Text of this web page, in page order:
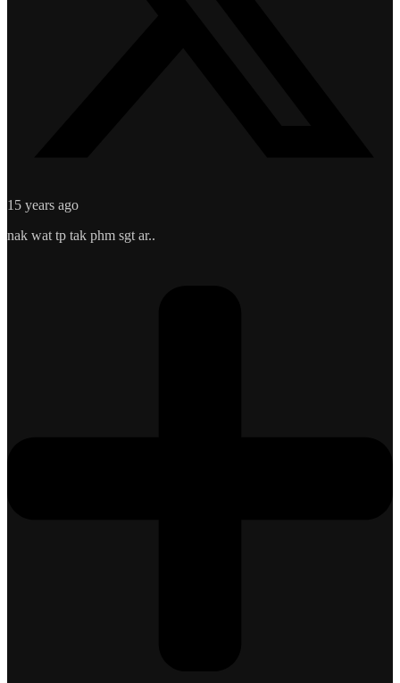
15 years ago
nak wat tp tak phm sgt ar..